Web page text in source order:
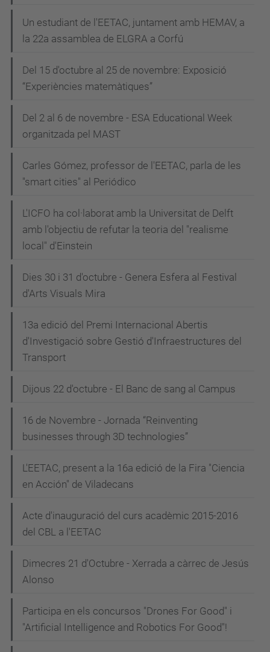
Un estudiant de l'EETAC, juntament amb HEMAV, a
la 22a assamblea de ELGRA a Corfú
Del 15 d'octubre al 25 de novembre: Exposició
“Experiències matemàtiques”
Del 2 al 6 de novembre - ESA Educational Week
organitzada pel MAST
Carles Gómez, professor de l'EETAC, parla de les
"smart cities" al Periódico
L'ICFO ha col·laborat amb la Universitat de Delft
amb l'objectiu de refutar la teoria del "realisme
local" d'Einstein
Dies 30 i 31 d'octubre - Genera Esfera al Festival
d'Arts Visuals Mira
13a edició del Premi Internacional Abertis
d'Investigació sobre Gestió d'Infraestructures del
Transport
Dijous 22 d'octubre - El Banc de sang al Campus
16 de Novembre - Jornada “Reinventing
businesses through 3D technologies”
L'EETAC, present a la 16a edició de la Fira "Ciencia
en Acción" de Viladecans
Acte d'inauguració del curs acadèmic 2015-2016
del CBL a l'EETAC
Dimecres 21 d'Octubre - Xerrada a càrrec de Jesús
Alonso
Participa en els concursos "Drones For Good" i
"Artificial Intelligence and Robotics For Good"!